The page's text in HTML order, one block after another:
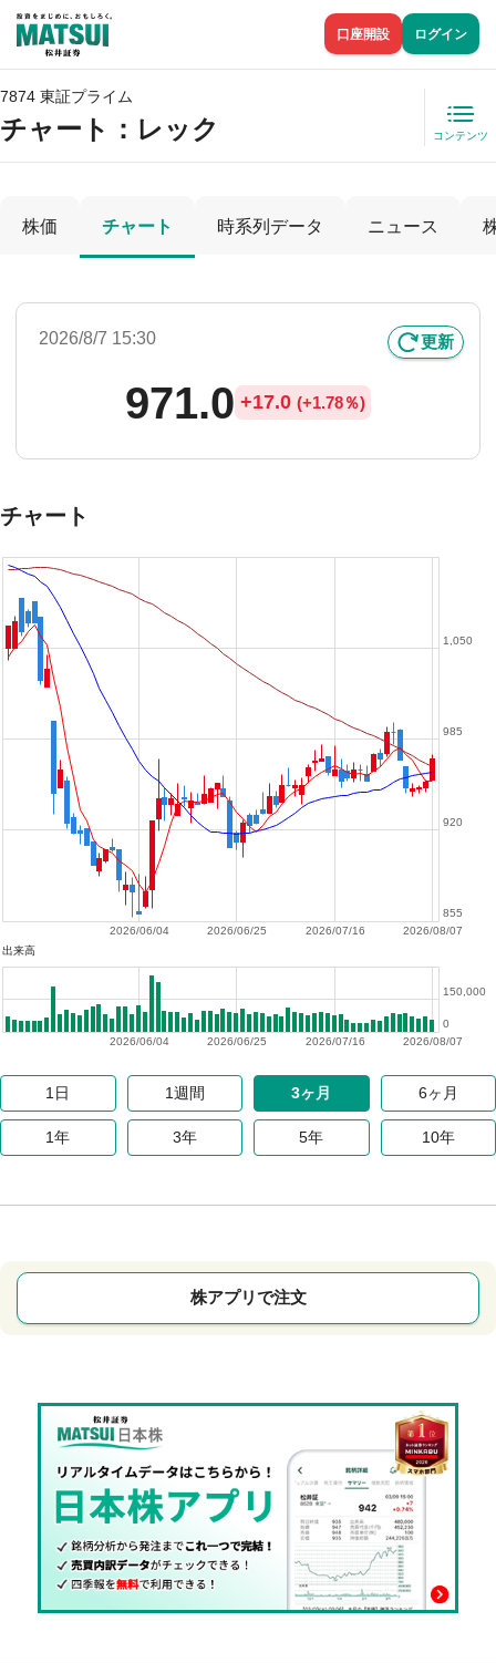
口座開設 ログイン
7874 東証プライム
チャート： レック コンテンツ
株価 チャート 時系列データ ニュース
2026/8/7 15:30 更新
971.0 +17.0 (+1.78％)
チャート
2026/08/07
2026/07/16
2026/06/25
2026/06/04
855
920
985
1,050
出来高
2026/08/07
2026/07/16
2026/06/25
2026/06/04
0
150,000
1日 1週間 3ヶ月 6ヶ月
1年 3年 5年 10年
株アプリで注文